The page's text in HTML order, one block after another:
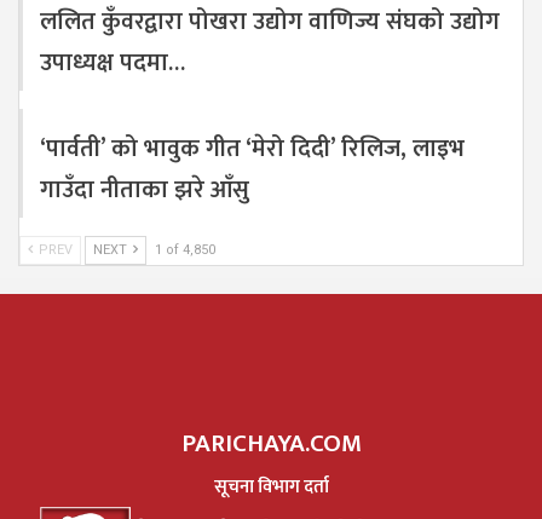
ललित कुँवरद्वारा पोखरा उद्योग वाणिज्य संघको उद्योग
उपाध्यक्ष पदमा…
‘पार्वती’ को भावुक गीत ‘मेरो दिदी’ रिलिज, लाइभ
गाउँदा नीताका झरे आँसु
PREV NEXT 1 of 4,850
PARICHAYA.COM
सूचना विभाग दर्ता